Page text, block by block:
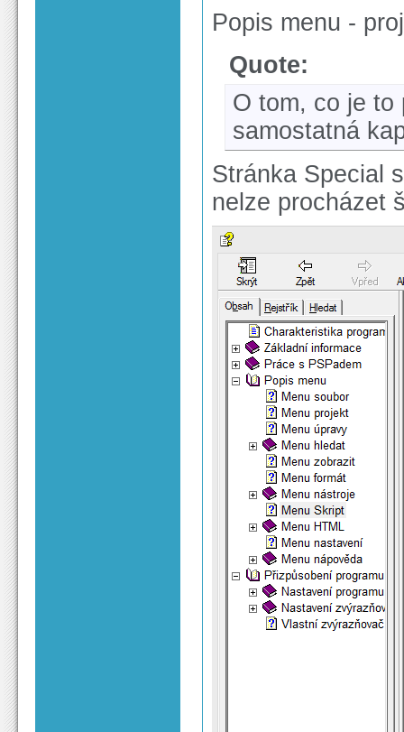
Popis menu -
Quote:
O tom, co je to
samostatná
Stránka Special
nelze procházet